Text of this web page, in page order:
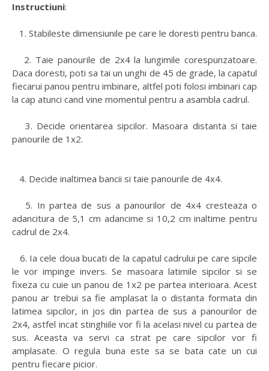
Instructiuni:
1. Stabileste dimensiunile pe care le doresti pentru banca.
2. Taie panourile de 2x4 la lungimile corespunzatoare.
Daca doresti, poti sa tai un unghi de 45 de grade, la capatul
fiecarui panou pentru imbinare, altfel poti folosi imbinari cap
la cap atunci cand vine momentul pentru a asambla cadrul.
3. Decide orientarea sipcilor. Masoara distanta si taie
panourile de 1x2.
4. Decide inaltimea bancii si taie panourile de 4x4.
5. In partea de sus a panourilor de 4x4 cresteaza o
adancitura de 5,1 cm adancime si 10,2 cm inaltime pentru
cadrul de 2x4.
6. Ia cele doua bucati de la capatul cadrului pe care sipcile
le vor impinge invers. Se masoara latimile sipcilor si se
fixeza cu cuie un panou de 1x2 pe partea interioara. Acest
panou ar trebui sa fie amplasat la o distanta formata din
latimea sipcilor, in jos din partea de sus a panourilor de
2x4, astfel incat stinghiile vor fi la acelasi nivel cu partea de
sus. Aceasta va servi ca strat pe care sipcilor vor fi
amplasate. O regula buna este sa se bata cate un cui
pentru fiecare picior.